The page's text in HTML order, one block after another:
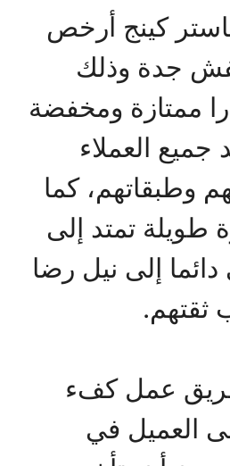
كينج أرخص
جدة وذلك
ممتازة ومخفضة
جميع العملاء
وطبقاتهم، كما
طويلة تمتد إلى
إلى نيل رضا
ثقتهم.
فريق عمل كفء
العميل في